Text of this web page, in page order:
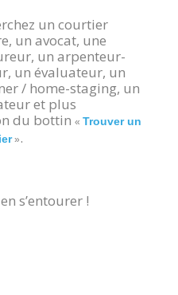
un courtier
un avocat, une
un arpenteur-
un évaluateur, un
/ home-staging, un
et plus
du bottin« Trouver un
».
s’entourer !